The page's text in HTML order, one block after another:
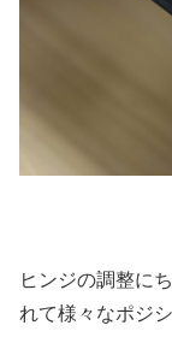
ヒンジの調整に
れて様々なポジ